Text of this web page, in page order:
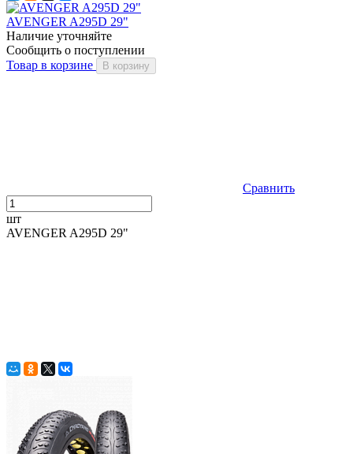
AVENGER A295D 29"
Наличие уточняйте
Сообщить о поступлении
Товар в корзине
В корзину
Сравнить
шт
AVENGER A295D 29"